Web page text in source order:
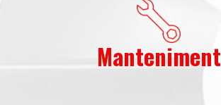
Manteniment